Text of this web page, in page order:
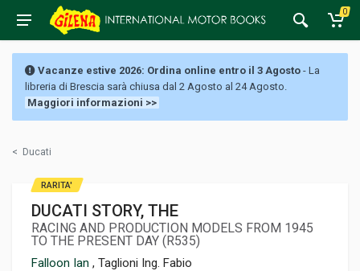
0
Vacanze estive 2026: Ordina online entro il 3 Agosto - La
libreria di Brescia sarà chiusa dal 2 Agosto al 24 Agosto.
Maggiori informazioni >>
< Ducati
DUCATI STORY, THE
RACING AND PRODUCTION MODELS FROM 1945
TO THE PRESENT DAY (R535)
Falloon Ian , Taglioni Ing. Fabio
RARITA'